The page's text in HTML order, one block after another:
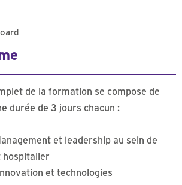
de la formation se compose de
durée de 3 jours chacun :
et leadership au sein de
hospitalier
et technologies